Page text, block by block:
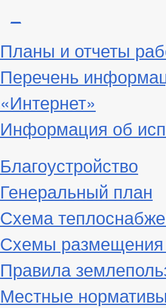
Планы и отчеты
Перечень
«Интернет»
Информация об
Благоустройство
Генеральный план
Схема
Схемы размещения
Правила
Местные